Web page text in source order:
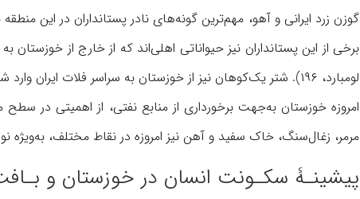
برخی از این پستانداران نیز حیواناتی اهلی‌اند که از خارج از
لومبارد، ۱۹۶). شتر یک‌کوهان نیز از خوزستان به سراسر فلات ایران وارد شده است (نک‍ : اهلرس، همانجا).
امروزه خوزستان به‌جهت برخورداری از منابع نفتی، از اهمیتی
مرمر، زغال‌سنگ، خاک سفید و آهن نیز امروزه در نقاط مختلف، به‌ویژه نواحی
پیشینـۀ سکـونت انسان در خوزستان و